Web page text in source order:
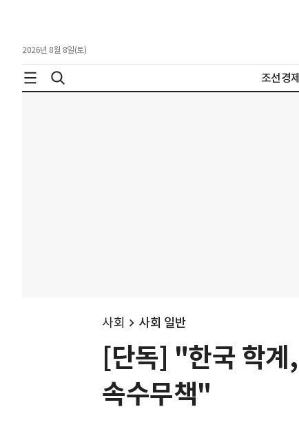
2026년 8월 8일(토)
조선경제
사회 사회 일반
[단독] "한국 학
속수무책"